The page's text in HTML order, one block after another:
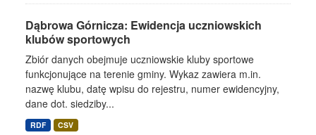
Dąbrowa Górnicza: Ewidencja uczniowskich
klubów sportowych
Zbiór danych obejmuje uczniowskie kluby sportowe
funkcjonujące na terenie gminy. Wykaz zawiera m.in.
nazwę klubu, datę wpisu do rejestru, numer ewidencyjny,
dane dot. siedziby...
RDF CSV